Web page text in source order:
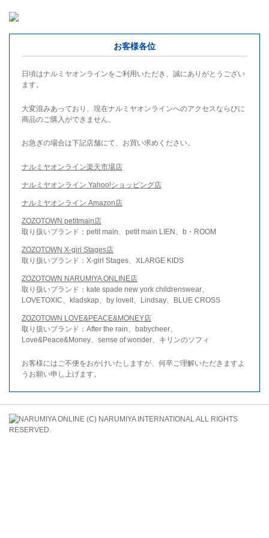
お客様各位
日頃はナルミヤオンラインをご利用いただき、誠にありがとうござい
ます。
大変混みあっており、現在ナルミヤオンラインへのアクセスならびに
商品のご購入ができません。
お急ぎの場合は下記店舗にて、お買い求めください。
ナルミヤオンライン楽天市場店
ナルミヤオンライン Yahoo!ショッピング店
ナルミヤオンライン Amazon店
ZOZOTOWN petitmain店
取り扱いブランド：petit main、petit main LIEN、b・ROOM
ZOZOTOWN X-girl Stages店
取り扱いブランド：X-girl Stages、XLARGE KIDS
ZOZOTOWN NARUMIYA ONLINE店
取り扱いブランド：kate spade new york childrenswear、
LOVETOXIC、kladskap、by loveit、Lindsay、BLUE CROSS
ZOZOTOWN LOVE&PEACE&MONEY店
取り扱いブランド：After the rain、babycheer、
Love&Peace&Money、sense of wonder、キリンのソフィ
お客様にはご不便をおかけいたしますが、何卒ご理解いただきますよ
うお願い申し上げます。